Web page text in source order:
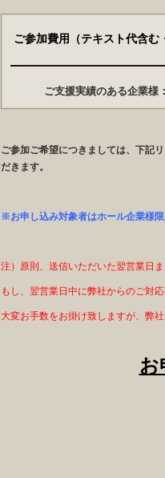
ご参加費用（
ご支援実績のある企業様
ご参加ご希望につきましては、下記
だきます。
※お申し込み対象者はホール企業様
注）原則、送信いただいた翌営業日
もし、 翌営業日 中に弊社からのご対
大変お手数をお掛け致しますが、弊
お